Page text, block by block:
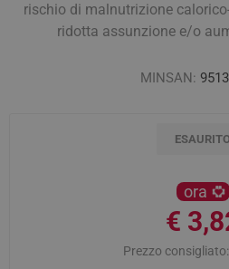
rischio di malnutrizione
ridotta assunzione e/o
MINSAN:
ESAURITO
ora
€
Prezzo consigliato: